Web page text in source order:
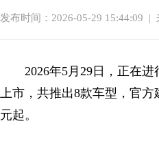
发布时间：2026-05-29 15:44:09 |
2026年5月29日，正在
上市，共推出8款车型，官方
元起。